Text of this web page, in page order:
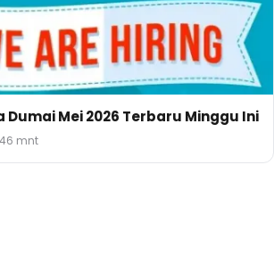
Dumai Mei 2026 Terbaru Minggu Ini
46 mnt